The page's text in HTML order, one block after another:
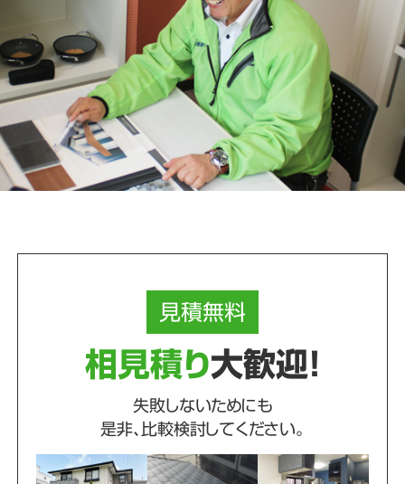
見積無料
相見積り大歓迎！
失敗しないためにも
是非、比較検討してください。